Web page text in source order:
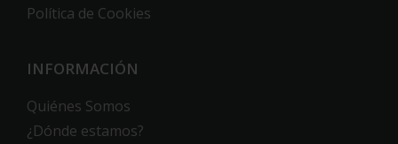
Política de Cookies
INFORMACIÓN
Quiénes Somos
¿Dónde estamos?